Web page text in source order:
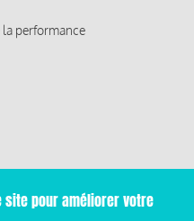
performance
pour améliorer votre